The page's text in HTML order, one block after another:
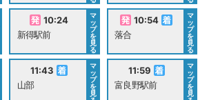
10:24
新得駅前
マ
ッ
プ
を
見
る
10:54
落合
マ
ッ
プ
を
見
る
11:43
山部
マ
ッ
プ
を
見
11:59
富良野駅前
マ
ッ
プ
を
見